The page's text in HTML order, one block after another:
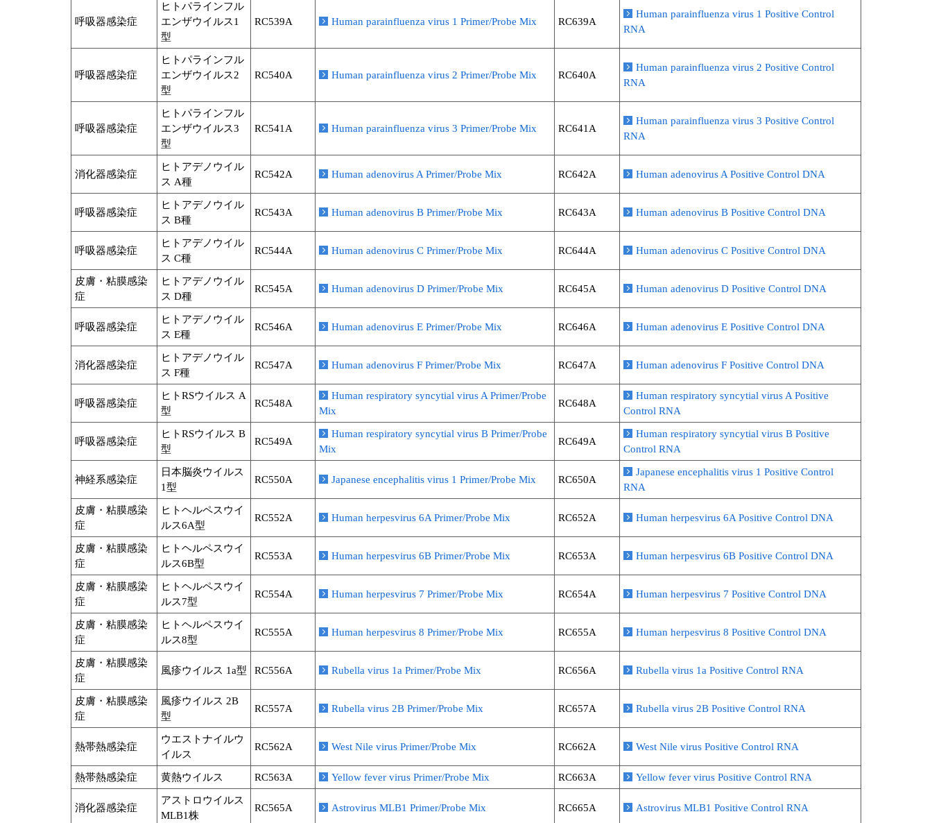
呼吸器感染症
ヒトパラインフル
エンザウイルス1
型
RC539A Human parainfluenza virus 1 Primer/Probe Mix RC639A
Human parainfluenza virus 1 Positive Control
RNA
呼吸器感染症
ヒトパラインフル
エンザウイルス2
型
RC540A Human parainfluenza virus 2 Primer/Probe Mix RC640A
Human parainfluenza virus 2 Positive Control
RNA
呼吸器感染症
ヒトパラインフル
エンザウイルス3
型
RC541A Human parainfluenza virus 3 Primer/Probe Mix RC641A
Human parainfluenza virus 3 Positive Control
RNA
消化器感染症
ヒトアデノウイル
ス A種
RC542A Human adenovirus A Primer/Probe Mix RC642A Human adenovirus A Positive Control DNA
呼吸器感染症
ヒトアデノウイル
ス B種
RC543A Human adenovirus B Primer/Probe Mix RC643A Human adenovirus B Positive Control DNA
呼吸器感染症
ヒトアデノウイル
ス C種
RC544A Human adenovirus C Primer/Probe Mix RC644A Human adenovirus C Positive Control DNA
皮膚・粘膜感染
症
ヒトアデノウイル
ス D種
RC545A Human adenovirus D Primer/Probe Mix RC645A Human adenovirus D Positive Control DNA
呼吸器感染症
ヒトアデノウイル
ス E種
RC546A Human adenovirus E Primer/Probe Mix RC646A Human adenovirus E Positive Control DNA
消化器感染症
ヒトアデノウイル
ス F種
RC547A Human adenovirus F Primer/Probe Mix RC647A Human adenovirus F Positive Control DNA
呼吸器感染症
ヒトRSウイルス A
型
RC548A
Human respiratory syncytial virus A Primer/Probe
Mix
RC648A
Human respiratory syncytial virus A Positive
Control RNA
呼吸器感染症
ヒトRSウイルス B
型
RC549A
Human respiratory syncytial virus B Primer/Probe
Mix
RC649A
Human respiratory syncytial virus B Positive
Control RNA
神経系感染症
日本脳炎ウイルス
1型
RC550A Japanese encephalitis virus 1 Primer/Probe Mix RC650A
Japanese encephalitis virus 1 Positive Control
RNA
皮膚・粘膜感染
症
ヒトヘルペスウイ
ルス6A型
RC552A Human herpesvirus 6A Primer/Probe Mix RC652A Human herpesvirus 6A Positive Control DNA
皮膚・粘膜感染
症
ヒトヘルペスウイ
ルス6B型
RC553A Human herpesvirus 6B Primer/Probe Mix RC653A Human herpesvirus 6B Positive Control DNA
皮膚・粘膜感染
症
ヒトヘルペスウイ
ルス7型
RC554A Human herpesvirus 7 Primer/Probe Mix RC654A Human herpesvirus 7 Positive Control DNA
皮膚・粘膜感染
症
ヒトヘルペスウイ
ルス8型
RC555A Human herpesvirus 8 Primer/Probe Mix RC655A Human herpesvirus 8 Positive Control DNA
皮膚・粘膜感染
症
風疹ウイルス 1a型 RC556A Rubella virus 1a Primer/Probe Mix RC656A Rubella virus 1a Positive Control RNA
皮膚・粘膜感染
症
風疹ウイルス 2B
型
RC557A Rubella virus 2B Primer/Probe Mix RC657A Rubella virus 2B Positive Control RNA
熱帯熱感染症
ウエストナイルウ
イルス
RC562A West Nile virus Primer/Probe Mix RC662A West Nile virus Positive Control RNA
熱帯熱感染症 黄熱ウイルス RC563A Yellow fever virus Primer/Probe Mix RC663A Yellow fever virus Positive Control RNA
消化器感染症
アストロウイルス
MLB1株
RC565A Astrovirus MLB1 Primer/Probe Mix RC665A Astrovirus MLB1 Positive Control RNA